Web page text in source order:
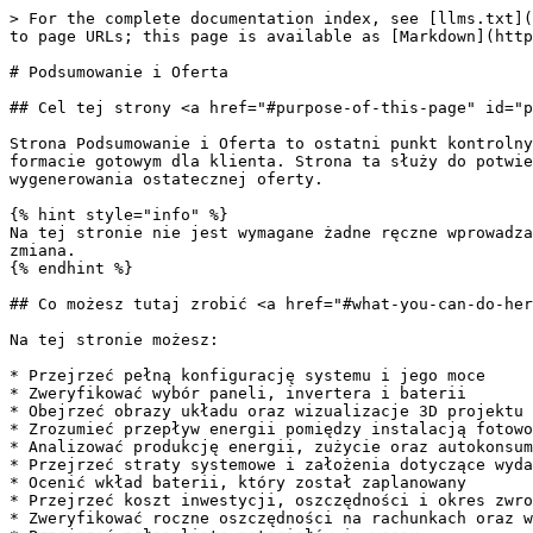
> For the complete documentation index, see [llms.txt](https://docs.solarvis.co/llms.txt). Markdown versions of documentation pages are available by appending `.md` to page URLs; this page is available as [Markdown](https://docs.solarvis.co/documentation/pl/project-design/create-a-project/summary.md).

# Podsumowanie i Oferta

## Cel tej strony <a href="#purpose-of-this-page" id="purpose-of-this-page"></a>

Strona Podsumowanie i Oferta to ostatni punkt kontrolny w przepływie pracy nad projektem. Konsoliduje wyniki ze wszystkich poprzednich etapów i prezentuje je w formacie gotowym dla klienta. Strona ta służy do potwierdzenia poprawności projektu, wyjaśnienia wydajności systemu, weryfikacji wyników finansowych oraz wygenerowania ostatecznej oferty.

{% hint style="info" %}
Na tej stronie nie jest wymagane żadne ręczne wprowadzanie danych. Wszystkie wyniki są automatycznie przeliczane za każdym razem, gdy w projekcie zostanie wprowadzona zmiana.
{% endhint %}

## Co możesz tutaj zrobić <a href="#what-you-can-do-here" id="what-you-can-do-here"></a>

Na tej stronie możesz:

* Przejrzeć pełną konfigurację systemu i jego moce
* Zweryfikować wybór paneli, invertera i baterii
* Obejrzeć obrazy układu oraz wizualizacje 3D projektu
* Zrozumieć przepływ energii pomiędzy instalacją fotowoltaiczną, baterią a siecią
* Analizować produkcję energii, zużycie oraz autokonsumpcję
* Przejrzeć straty systemowe i założenia dotyczące wydajności
* Ocenić wkład baterii, który został zaplanowany
* Przejrzeć koszt inwestycji, oszczędności i okres zwrotu
* Zweryfikować roczne oszczędności na rachunkach oraz wpływ na przepływy pieniężne
* Przejrzeć pełną listę materiałów i wyceny
* Pobierać wyniki symulacji godzinowej do szczegółowej analizy
* Wydrukować lub wysłać ofertę do klienta

{% embed url="<https://app.arcade.software/share/SB2ERQVKxJdW3cloOZG5?language=pl>" %}

## Przegląd krok po kroku <a href="#step-by-step-overview" id="step-by-step-overview"></a>

Ta sekcja pomaga przejrzeć podsumowanie projektu i wykonać ostateczne kontrole przed wysłaniem oferty.

### Pobierz symulację godzinową <a href="#download-hourly-simulation" id="download-hourly-simulation"></a>

Opcja Pobierz symulację godzinową jest również dostępna na stronie Podsumowanie, umożliwiając eksport danych o wydajności systemu bez konieczności powrotu do strony **Rozmieszczenie paneli i wybór invertera**.

Zapewnia to szybki dostęp do szczegółowych wyników godzinowych na podstawie ostatecznej konfiguracji systemu przedstawionej w podsumowaniu.

Aby pobrać plik z symulacją godzinową:

* Kliknij Pobierz symulację godzinową w prawym górnym rogu strony

Wyeksportowany plik zawiera ten sam zestaw danych z symulacji godzinowej wygenerowany z bieżącego projektu, odzwierciedlający:

* Wartości produkcji systemu
* Dane dotyczące zużycia i przepływu energii
* Zachowanie baterii i pompy ciepła, jeśli zostały skonfigurowane

{% hint style="info" %}
Pozwala to bezpośrednio wykorzystać wyniki symulacji do analizy, raportowania lub udostępniania interesariuszom po zakończeniu projektowania systemu.
{% endhint %}

### Wydrukuj ofertę <a href="#print-offer" id="print-offer"></a>

Kliknięcie **Wydrukuj ofertę** otwiera ofertę w dedykowanym widoku. Unikalny link do